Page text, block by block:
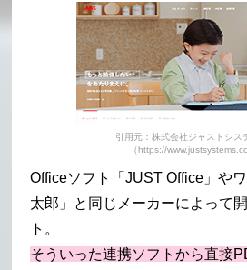
引用元：株式会社ジャストシス
（https://
Officeソフト「JUST Office」や
太郎」と同じメーカーによって
ト。
そういった連携ソフトから直接